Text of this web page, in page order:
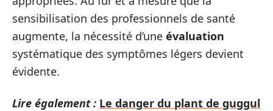
sensibilisation des professionnels de santé
augmente, la nécessité d’une évaluation
systématique des symptômes légers devient
évidente.
Lire également : Le danger du plant de guggul